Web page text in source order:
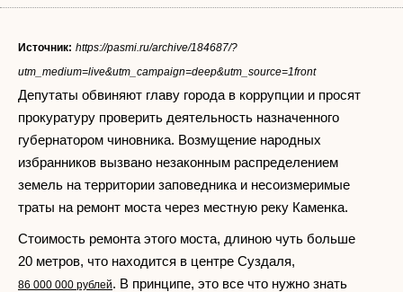
Источник: https://pasmi.ru/archive/184687/?
utm_medium=live&utm_campaign=deep&utm_source=1front
Депутаты обвиняют главу города в коррупции и просят
прокуратуру проверить деятельность назначенного
губернатором чиновника. Возмущение народных
избранников вызвано незаконным распределением
земель на территории заповедника и несоизмеримые
траты на ремонт моста через местную реку Каменка.
Стоимость ремонта этого моста, длиною чуть больше
20 метров, что находится в центре Суздаля,
86 000 000 рублей. В принципе, это все что нужно знать